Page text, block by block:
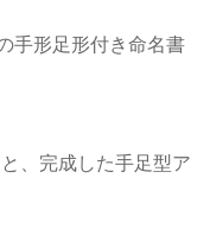
手形足形付き命名書
、完成した手足型ア